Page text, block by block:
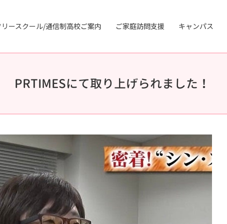
リースクール/通信制高校ご案内 ご家庭訪問支援 キャンパス
PRTIMESにて取り上げられました！